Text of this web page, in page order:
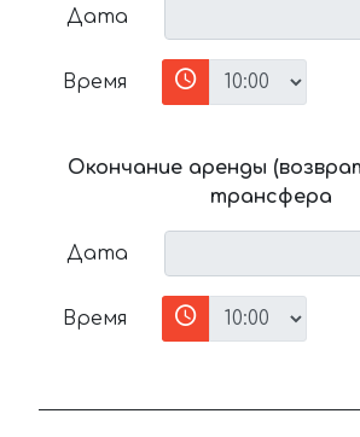
Дата
Время
Окончание аренды
трансфера
Дата
Время